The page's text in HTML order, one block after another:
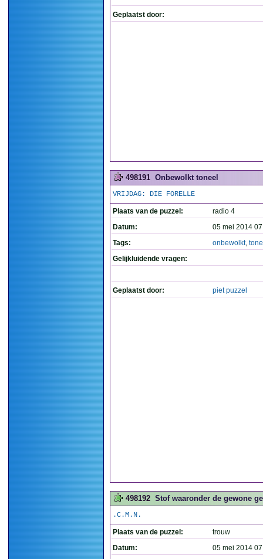
Geplaatst door:
498191 Onbewolkt toneel
VRIJDAG: DIE FORELLE
Plaats van de puzzel:
radio 4
Datum:
05 mei 2014
Tags:
onbewolkt,
Gelijkluidende vragen:
Geplaatst door: piet puzzel
498192 Stof waaronder de gewone
.C.M.N.
Plaats van de puzzel:
trouw
Datum:
05 mei 2014